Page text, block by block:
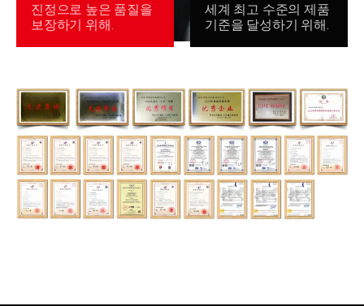
진정으로 높은 품질을
보장하기 위해.
세계 최고 수준의 제품
기준을 달성하기 위해.